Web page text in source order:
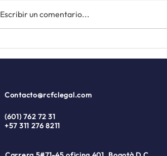
Edición Junio 2026
Escribir un comentario...
Contacto@rcfclegal.com
(601) 762 72 31
+57 311 276 8211